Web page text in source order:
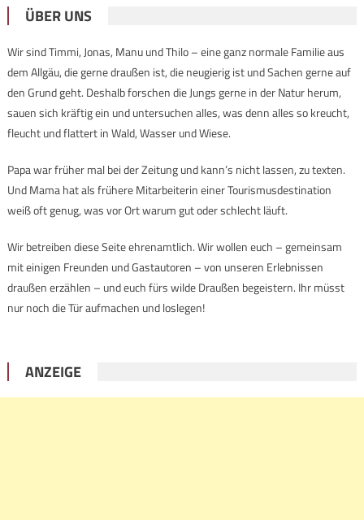
ÜBER UNS
Wir sind Timmi, Jonas, Manu und Thilo – eine ganz normale Familie aus
dem Allgäu, die gerne draußen ist, die neugierig ist und Sachen gerne auf
den Grund geht. Deshalb forschen die Jungs gerne in der Natur herum,
sauen sich kräftig ein und untersuchen alles, was denn alles so kreucht,
fleucht und flattert in Wald, Wasser und Wiese.
Papa war früher mal bei der Zeitung und kann’s nicht lassen, zu texten.
Und Mama hat als frühere Mitarbeiterin einer Tourismusdestination
weiß oft genug, was vor Ort warum gut oder schlecht läuft.
Wir betreiben diese Seite ehrenamtlich. Wir wollen euch – gemeinsam
mit einigen Freunden und Gastautoren – von unseren Erlebnissen
draußen erzählen – und euch fürs wilde Draußen begeistern. Ihr müsst
nur noch die Tür aufmachen und loslegen!
ANZEIGE